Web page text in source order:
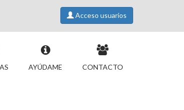
Acceso usuarios
AYÚDAME CONTACTO